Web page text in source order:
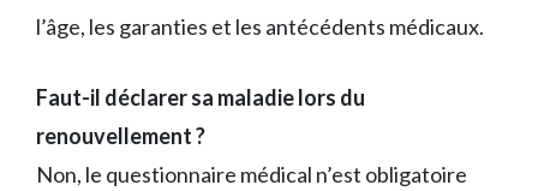
l’âge, les garanties et les antécédents médicaux.
Faut-il déclarer sa maladie lors du
renouvellement ?
Non, le questionnaire médical n’est obligatoire